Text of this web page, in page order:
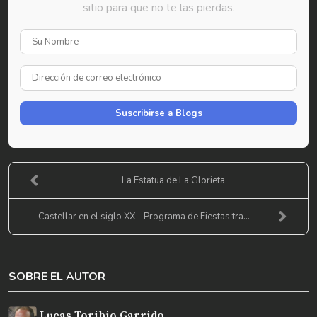
sitio para que no te las pierdas.
Nombre
Dirección
de
correo
Suscribirse a Blogs
La Estatua de La Glorieta
Castellar en el siglo XX - Programa de Fiestas tra...
SOBRE EL AUTOR